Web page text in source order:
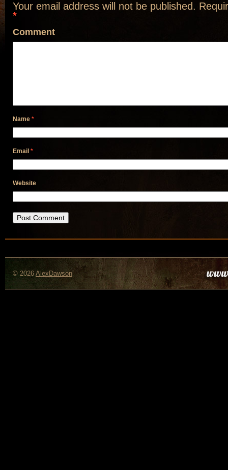
Your email address will not be published.
*
Comment
Name *
Email *
Website
© 2026 AlexDawson